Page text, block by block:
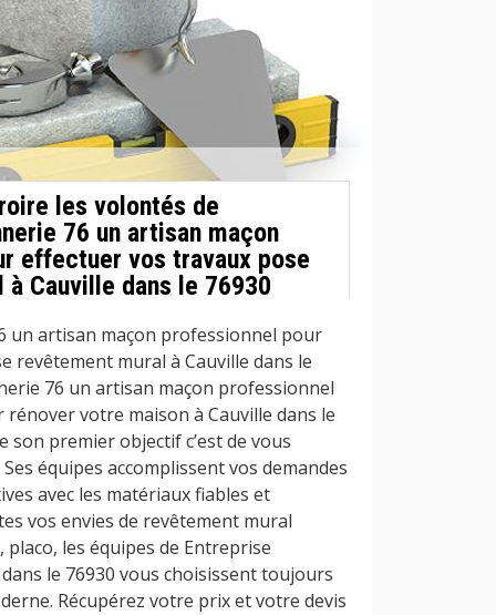
les volontés de
76 un artisan maçon
effectuer vos travaux pose
Cauville dans le 76930
un artisan maçon professionnel pour
revêtement mural à Cauville dans le
76 un artisan maçon professionnel
votre maison à Cauville dans le
son premier objectif c’est de vous
équipes accomplissent vos demandes
avec les matériaux fiables et
vos envies de revêtement mural
les équipes de Entreprise
le 76930 vous choisissent toujours
Récupérez votre prix et votre devis